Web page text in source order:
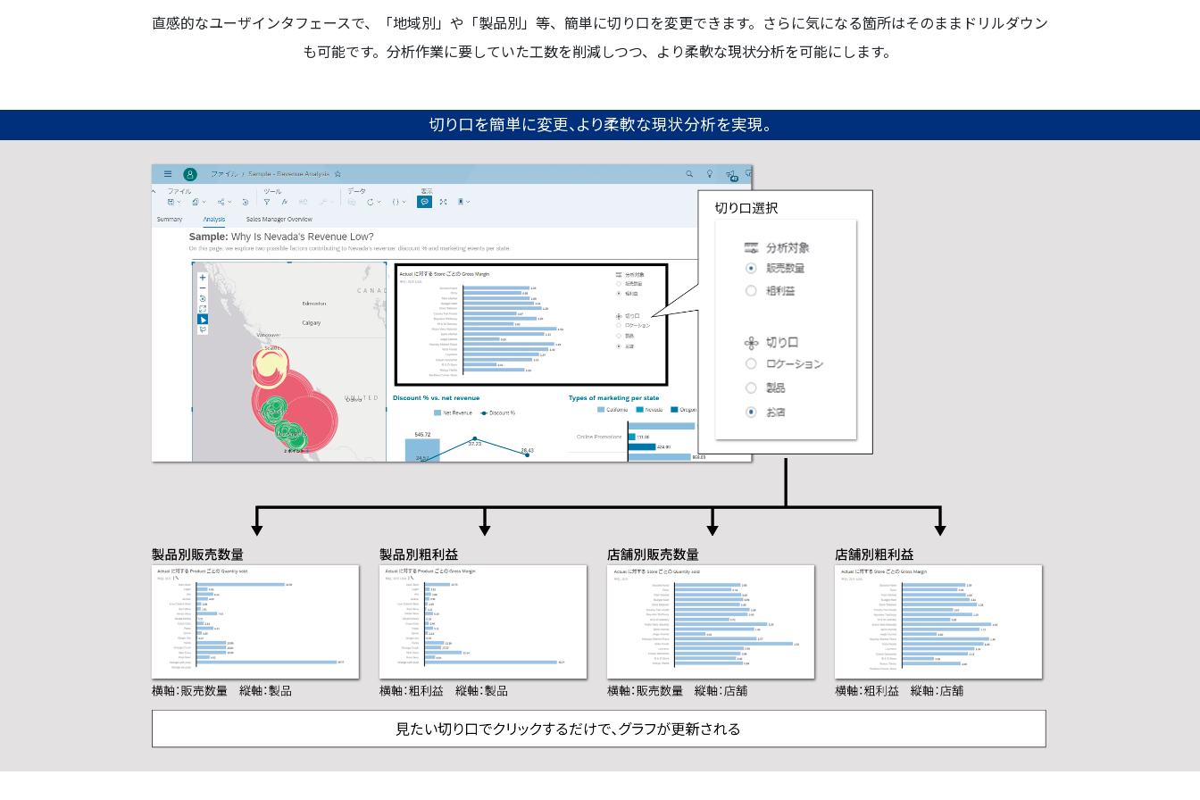
直感的なユーザインタフェースで、「地域別」や「製品別」等、簡単に切り口を変更できます。さらに気になる箇所はそのままドリルダウン
も可能です。分析作業に要していた工数を削減しつつ、より柔軟な現状分析を可能にします。
切り口を簡単に変更、より柔軟な現状分析を実現。